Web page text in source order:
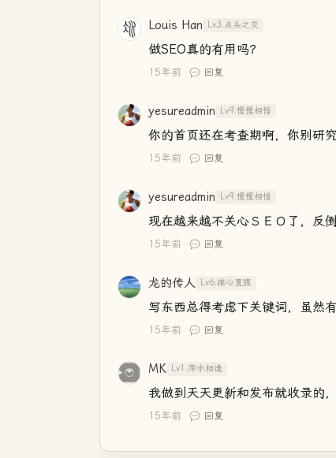
Louis Han Lv3.点头之交
做SEO真的有用吗？
15年前 回复
yesureadmin Lv9.惺惺相惜
你的首页还在考查期啊，你别研
15年前 回复
yesureadmin Lv9.惺惺相惜
现在越来越不关心ＳＥＯ了，反
15年前 回复
龙的传人 Lv6.推心置腹
写东西总得考虑下关键词，虽然
15年前 回复
MK Lv1.萍水相逢
我做到天天更新和发布就收录的
15年前 回复